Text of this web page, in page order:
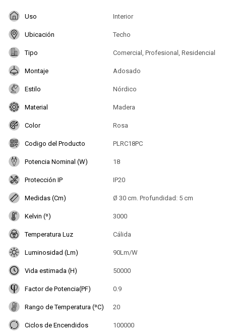
Uso Interior
Ubicación Techo
Tipo Comercial, Profesional, Residencial
Montaje Adosado
Estilo Nórdico
Material Madera
Color Rosa
Codigo del Producto PLRC18PC
Potencia Nominal (W) 18
Protección IP IP20
Medidas (Cm) Ø 30 cm. Profundidad: 5 cm
Kelvin (º) 3000
Temperatura Luz Cálida
Luminosidad (Lm) 90Lm/W
Vida estimada (H) 50000
Factor de Potencia(PF) 0.9
Rango de Temperatura (ºC) 20
Ciclos de Encendidos 100000